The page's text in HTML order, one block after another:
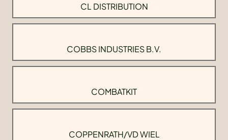
CL DISTRIBUTION
COBBS INDUSTRIES B.V.
COMBATKIT
COPPENRATH/VD WIEL